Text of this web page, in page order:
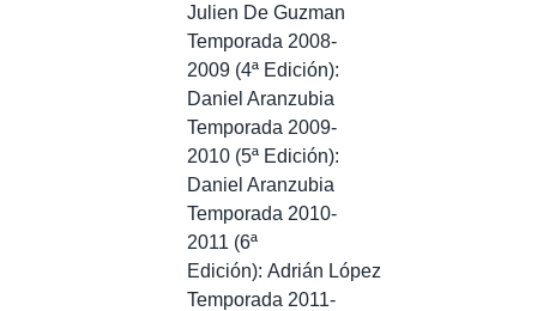
Julien De Guzman
Temporada 2008-
2009 (4ª Edición):
Daniel Aranzubia
Temporada 2009-
2010 (5ª Edición):
Daniel Aranzubia
Temporada 2010-
2011 (6ª
Edición): Adrián López
Temporada 2011-